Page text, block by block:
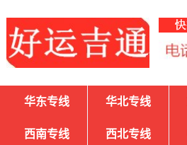
华东专线 华北专线
西南专线 西北专线